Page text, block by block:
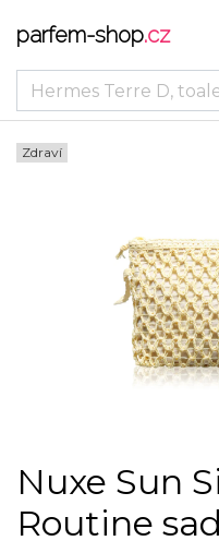
parfem-shop.cz
Zdraví
Nuxe Sun
Routine